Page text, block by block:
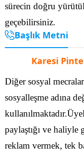
sürecin doğru
geçebilirsiniz.
Başlık Metni
Karesi
Diğer sosyal
sosyalleşme adına
paylaştığı ve haliyle
reklam vermek, tek